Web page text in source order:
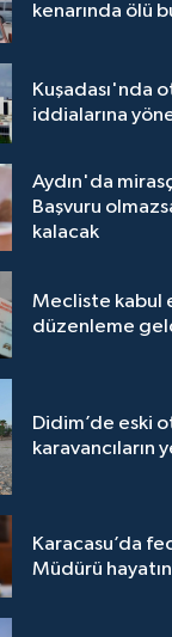
kenarında ölü
Kuşadası'nda
iddialarına
Aydın'da
Başvuru
kalacak
Mecliste kabul
düzenleme
Didim’de eski
karavancıların
Karacasu’da
Müdürü